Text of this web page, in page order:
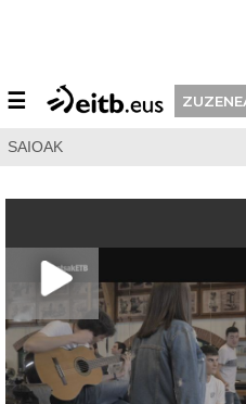
☰
SAIOAK